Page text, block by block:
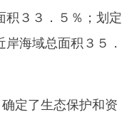
３３．５％；划定
海域总面积３５．
定了生态保护和资